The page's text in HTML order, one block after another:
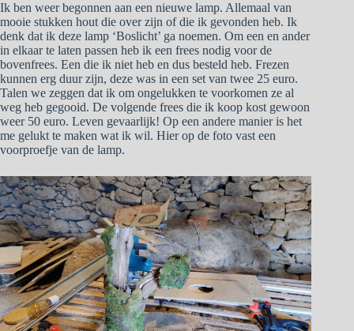
Ik ben weer begonnen aan een nieuwe lamp. Allemaal van
mooie stukken hout die over zijn of die ik gevonden heb. Ik
denk dat ik deze lamp ‘Boslicht’ ga noemen. Om een en ander
in elkaar te laten passen heb ik een frees nodig voor de
bovenfrees. Een die ik niet heb en dus besteld heb. Frezen
kunnen erg duur zijn, deze was in een set van twee 25 euro.
Talen we zeggen dat ik om ongelukken te voorkomen ze al
weg heb gegooid. De volgende frees die ik koop kost gewoon
weer 50 euro. Leven gevaarlijk! Op een andere manier is het
me gelukt te maken wat ik wil. Hier op de foto vast een
voorproefje van de lamp.